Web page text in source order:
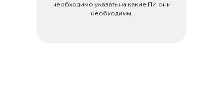
необходимо указать на какие ПИ они
необходимы.